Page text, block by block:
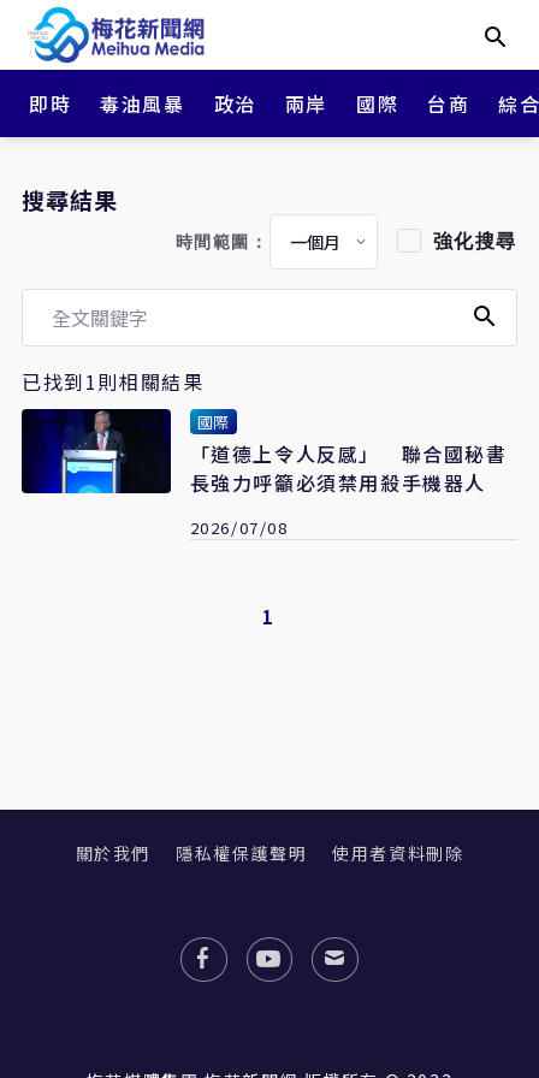
即時 毒油風暴 政治 兩岸 國際 台商 綜
搜尋結果
時間範圍： 強化搜尋
已找到1則相關結果
國際
「道德上令人反感」 聯合國秘書
長強力呼籲必須禁用殺手機器人
2026/07/08
1
關於我們 隱私權保護聲明 使用者資料刪除